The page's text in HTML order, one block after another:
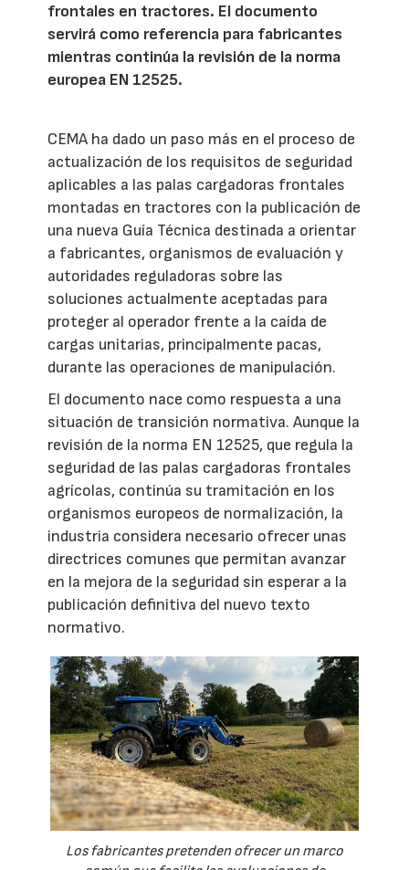
frontales en tractores. El documento
servirá como referencia para fabricantes
mientras continúa la revisión de la norma
europea EN 12525.
CEMA ha dado un paso más en el proceso de
actualización de los requisitos de seguridad
aplicables a las palas cargadoras frontales
montadas en tractores con la publicación de
una nueva Guía Técnica destinada a orientar
a fabricantes, organismos de evaluación y
autoridades reguladoras sobre las
soluciones actualmente aceptadas para
proteger al operador frente a la caída de
cargas unitarias, principalmente pacas,
durante las operaciones de manipulación.
El documento nace como respuesta a una
situación de transición normativa. Aunque la
revisión de la norma EN 12525, que regula la
seguridad de las palas cargadoras frontales
agrícolas, continúa su tramitación en los
organismos europeos de normalización, la
industria considera necesario ofrecer unas
directrices comunes que permitan avanzar
en la mejora de la seguridad sin esperar a la
publicación definitiva del nuevo texto
normativo.
Los fabricantes pretenden ofrecer un marco